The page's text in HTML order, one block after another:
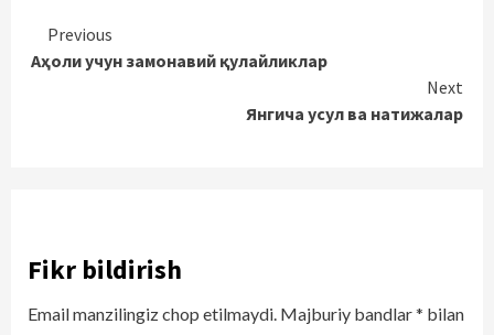
Continue
Reading
Previous
Аҳоли учун замонавий қулайликлар
Next
Янгича усул ва натижалар
Fikr bildirish
Email manzilingiz chop etilmaydi. Majburiy bandlar* bilan